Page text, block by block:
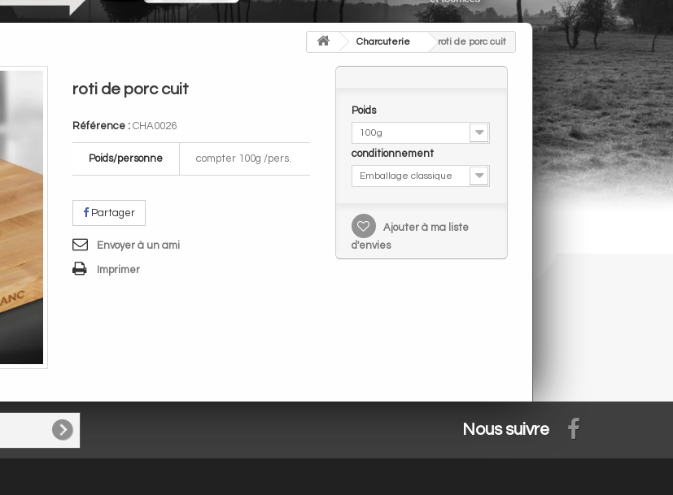
> Charcuterie > roti de porc cuit
roti de porc cuit
Référence : CHA0026
Poids/personne compter 100g /pers.
Partager
Envoyer à un ami
Imprimer
Poids
100g
conditionnement
Emballage classique
Ajouter à ma liste
d'envies
Nous suivre